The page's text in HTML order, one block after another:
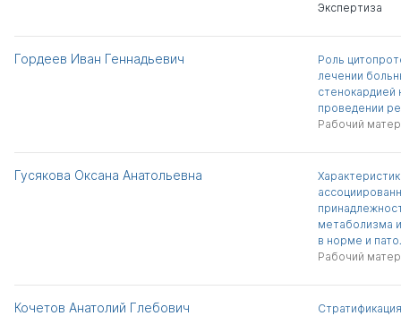
Экспертиза
Гордеев Иван Геннадьевич
Роль
лечении
стенокардией
проведении
Рабочий
Гусякова Оксана Анатольевна
метаболизма
в норме и
Рабочий
Кочетов Анатолий Глебович